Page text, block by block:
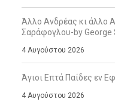
Άλλο Ανδρέας κι άλλο
Σαράφογλου-by George
4 Αυγούστου 2026
Άγιοι Επτά Παίδες εν
4 Αυγούστου 2026